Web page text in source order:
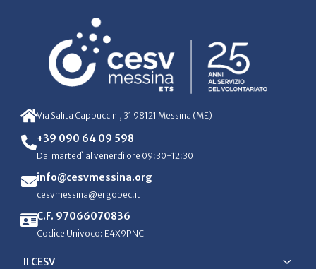
Via Salita Cappuccini, 31 98121 Messina (ME)
+39 090 64 09 598
Dal martedì al venerdì ore 09:30-12:30
info@cesvmessina.org
cesvmessina@ergopec.it
C.F. 97066070836
Codice Univoco: E4X9PNC
Il CESV